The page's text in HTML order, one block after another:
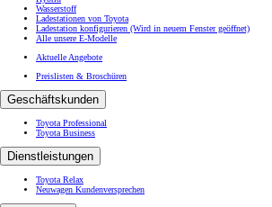
Wasserstoff
Ladestationen von Toyota
Ladestation konfigurieren (Wird in neuem Fenster geöffnet)
Alle unsere E-Modelle
Aktuelle Angebote
Preislisten & Broschüren
Geschäftskunden
Toyota Professional
Toyota Business
Dienstleistungen
Toyota Relax
Neuwagen Kundenversprechen